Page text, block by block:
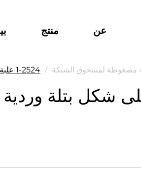
منتج عن
/ 2524-1 علبة بودرة محمولة صغيرة على شكل بتلة وردية اللون